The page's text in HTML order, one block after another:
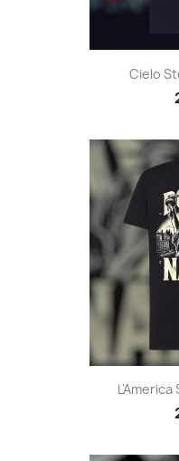
Cielo
L'America